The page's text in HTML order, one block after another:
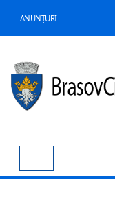
ANUNȚURI